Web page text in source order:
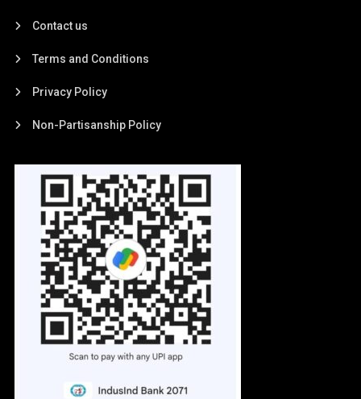
Contact us
Terms and Conditions
Privacy Policy
Non-Partisanship Policy